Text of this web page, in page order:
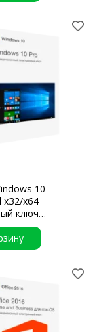
10
x32/x64
ключ